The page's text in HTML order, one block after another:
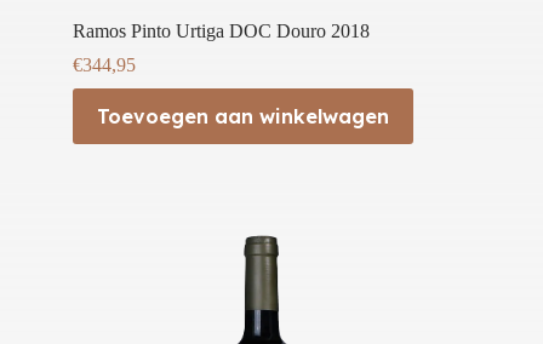
Ramos Pinto Urtiga DOC Douro 2018
€344,95
Toevoegen aan winkelwagen